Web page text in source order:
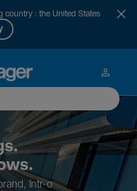
country : the United States
într-o